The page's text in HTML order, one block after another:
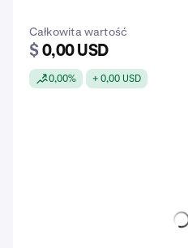
Całkowita wartość
$ 0,00 USD
0,00% + 0,00 USD